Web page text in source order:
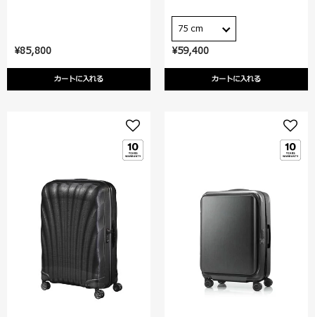
¥85,800
カートに入れる
¥59,400
カートに入れる
75 cm